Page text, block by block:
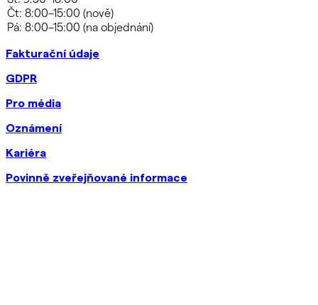
Fakturační údaje
GDPR
Pro média
Oznámení
Kariéra
Povinně zveřejňované informace